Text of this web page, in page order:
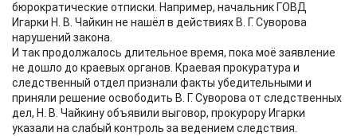
бюрократические отписки. Например, начальник ГОВД
Игарки Н. В. Чайкин не нашёл в действиях В. Г. Суворова
нарушений закона.
И так продолжалось длительное время, пока моё заявление
не дошло до краевых органов. Краевая прокуратура и
следственный отдел признали факты убедительными и
приняли решение освободить В. Г. Суворова от следственных
дел, Н. В. Чайкину объявили выговор, прокурору Игарки
указали на слабый контроль за ведением следствия.